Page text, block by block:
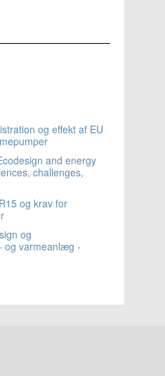
og effekt af EU
and energy
challenges,
og krav for
og
og varmeanlæg -